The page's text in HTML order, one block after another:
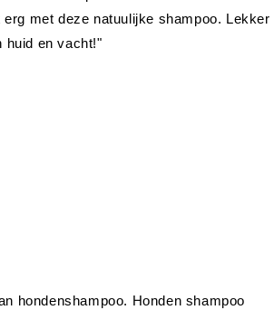
erg met deze natuulijke shampoo. Lekker
huid en vacht!"